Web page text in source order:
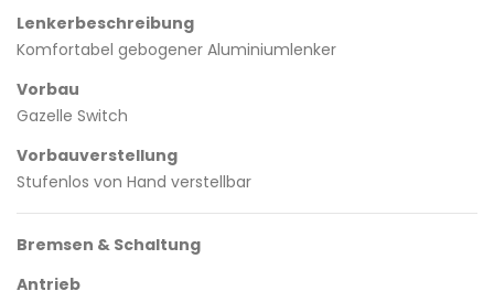
Lenkerbeschreibung
Komfortabel gebogener Aluminiumlenker
Vorbau
Gazelle Switch
Vorbauverstellung
Stufenlos von Hand verstellbar
Bremsen & Schaltung
Antrieb